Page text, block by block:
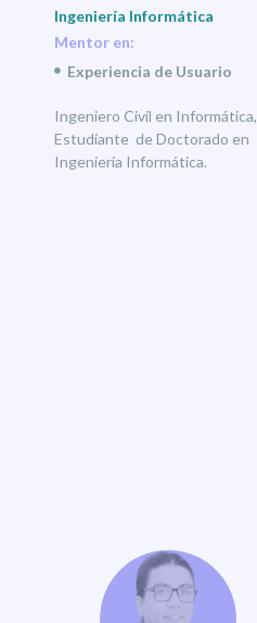
Ingeniería Informática
Mentor en:
Experiencia de Usuario
Ingeniero Civil en Informática,
Estudiante de Doctorado en
Ingeniería Informática.